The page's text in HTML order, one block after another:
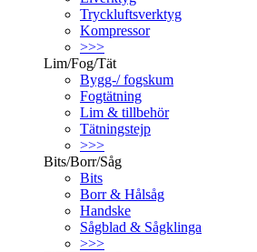
Tryckluftsverktyg
Kompressor
>>>
Lim/Fog/Tät
Bygg-/ fogskum
Fogtätning
Lim & tillbehör
Tätningstejp
>>>
Bits/Borr/Såg
Bits
Borr & Hålsåg
Handske
Sågblad & Sågklinga
>>>